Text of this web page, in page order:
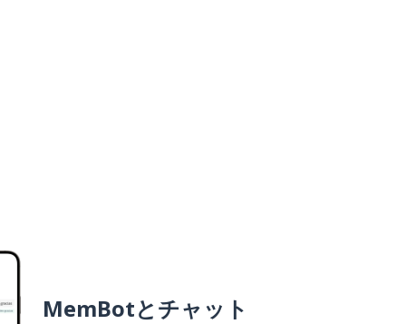
MemBotとチャット